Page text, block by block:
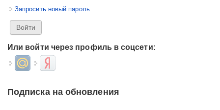
Запросить новый пароль
Или войти через профиль в соцсети:
Login with Mail.ruLogin with Яндекс
Подписка на обновления